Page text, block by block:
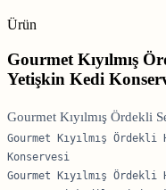
Ürün
Gourmet Kıyılmış
Yetişkin Kedi
Gourmet Kıyılmış Ördekli
Gourmet Kıyılmış
Konservesi
Gourmet Kıyılmış